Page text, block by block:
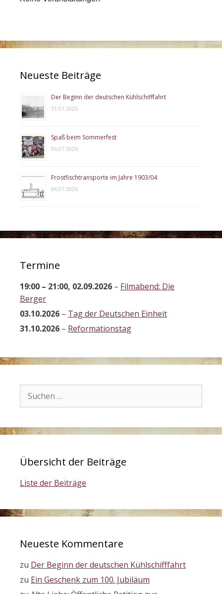
Neueste Beiträge
Der Beginn der deutschen Kühlschifffahrt
31.07.2026
Spaß beim Sommerfest
06.07.2026
Frostfischtransporte im Jahre 1903/04
06.07.2026
Termine
19:00 – 21:00, 02.09.2026 – Filmabend: Die
Berger
03.10.2026 – Tag der Deutschen Einheit
31.10.2026 – Reformationstag
nach:
Übersicht der Beiträge
Liste der Beiträge
Neueste Kommentare
zu Der Beginn der deutschen Kühlschifffahrt
zu Ein Geschenk zum 100. Jubiläum